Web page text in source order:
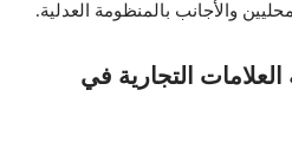
والأجانب بالمنظومة العدلية.
التجارية في